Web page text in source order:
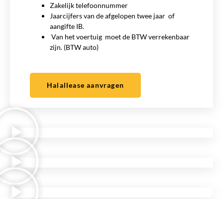
Zakelijk telefoonnummer
Jaarcijfers van de afgelopen twee jaar of
aangifte IB.
Van het voertuig moet de BTW verrekenbaar
zijn. (BTW auto)
Halallease aanvragen